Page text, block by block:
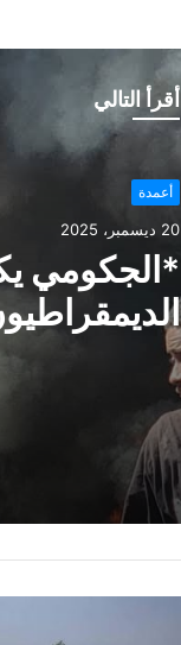
أقرأ التالي
أعمدة
20 ديسمبر، 2025
*الجكومي
ﺑﺎﻻﺳﺘﻘﻼﻝ
ﺍﻟﺴﻮﺩﺍﻧﻲ
ﻧﻀﺎﻟﻲ ﻋﺮﻳﻖ